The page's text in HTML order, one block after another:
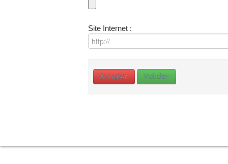
Site Internet :
Annuler Valider